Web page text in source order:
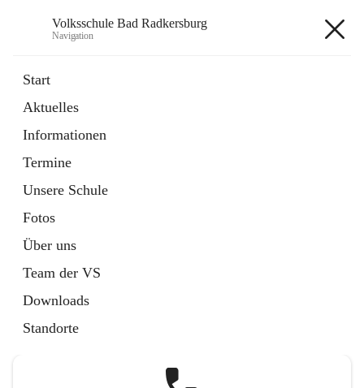
Volksschule Bad Radkersburg
Navigation
Start
Aktuelles
Informationen
Termine
Unsere Schule
Fotos
Über uns
Team der VS
Downloads
Standorte
Externe Webseite
in
Tab